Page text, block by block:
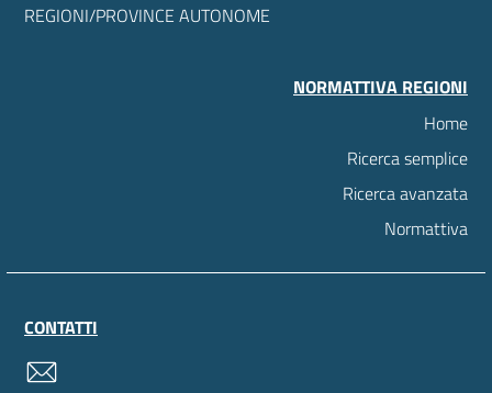
REGIONI/PROVINCE AUTONOME
NORMATTIVA REGIONI
Home
Ricerca semplice
Ricerca avanzata
Normattiva
CONTATTI